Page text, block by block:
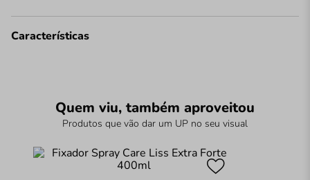
Características
Quem viu, também aproveitou
Produtos que vão dar um UP no seu visual